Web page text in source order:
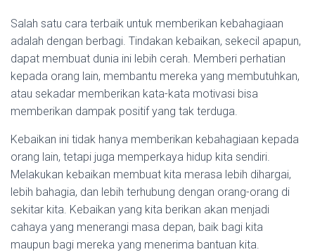
Salah satu cara terbaik untuk memberikan kebahagiaan
adalah dengan berbagi. Tindakan kebaikan, sekecil apapun,
dapat membuat dunia ini lebih cerah. Memberi perhatian
kepada orang lain, membantu mereka yang membutuhkan,
atau sekadar memberikan kata-kata motivasi bisa
memberikan dampak positif yang tak terduga.
Kebaikan ini tidak hanya memberikan kebahagiaan kepada
orang lain, tetapi juga memperkaya hidup kita sendiri.
Melakukan kebaikan membuat kita merasa lebih dihargai,
lebih bahagia, dan lebih terhubung dengan orang-orang di
sekitar kita. Kebaikan yang kita berikan akan menjadi
cahaya yang menerangi masa depan, baik bagi kita
maupun bagi mereka yang menerima bantuan kita.